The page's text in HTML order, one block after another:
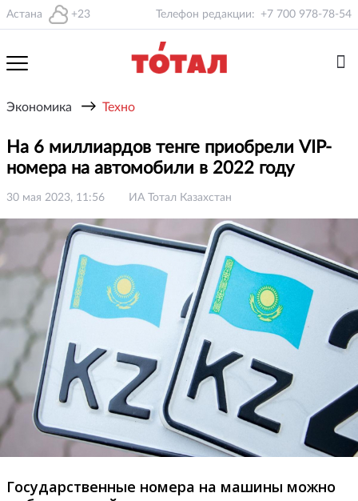
Астана +23 Телефон редакции: +7 700 978-78-54
Экономика → Техно
На 6 миллиардов тенге приобрели VIP-
номера на автомобили в 2022 году
30 мая 2023, 11:56 ИА Тотал Казахстан
Государственные номера на машины можно